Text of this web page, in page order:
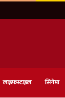
लाइफ़स्टाइल सिनेमा